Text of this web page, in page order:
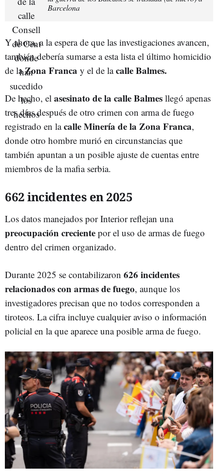
Barcelona
Y ahora, a la espera de que las investigaciones avancen,
también debería sumarse a esta lista el último homicidio
de laZona Franca y el de lacalle Balmes.
De hecho, el asesinato de la calle Balmes llegó apenas
tres días después de otro crimen con arma de fuego
registrado en lacalle Minería de la Zona Franca,
donde otro hombre murió en circunstancias que
también apuntan a un posible ajuste de cuentas entre
miembros de la mafia serbia.
662 incidentes en 2025
Los datos manejados por Interior reflejan una
preocupación creciente por el uso de armas de fuego
dentro del crimen organizado.
Durante 2025 se contabilizaron 626 incidentes
relacionados con armas de fuego, aunque los
investigadores precisan que no todos corresponden a
tiroteos. La cifra incluye cualquier aviso o información
policial en la que aparece una posible arma de fuego.